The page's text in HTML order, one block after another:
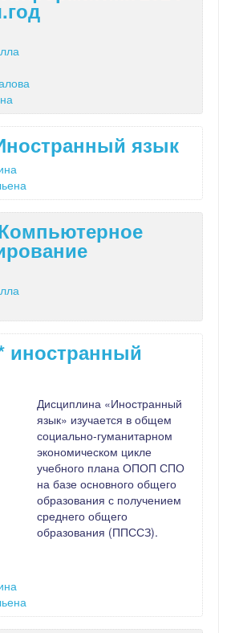
язык
иностранный
Дисциплина «Иностранный
язык» изучается в общем
социально-гуманитарном
экономическом цикле
учебного плана ОПОП СПО
на базе основного общего
образования с получением
среднего общего
образования (ППССЗ).